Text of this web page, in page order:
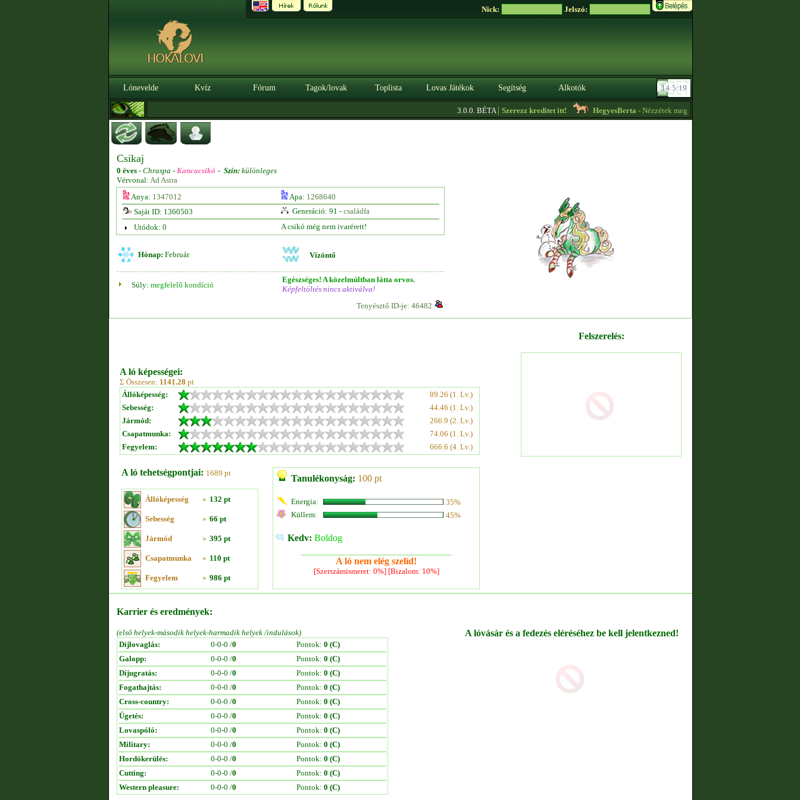
Nick: Jelszó:
Lónevelde Kvíz Fórum Tagok/lovak Toplista Lovas Játékok Segítség Alkotók
3.0.0. BÉTA|Szerezz kreditet itt! HegyesBerta- Nézzétek meg az ,,Aktuális hirdetéseket" a
Csikaj
0 éves - Chraspa - Kancacsikó - Szín: különleges
Vérvonal: Ad Astra
Anya: 1347012 Apa: 1268640
Saját ID: 1360503
Generáció: 91 - családfa
Utódok: 0
A csikó még nem ivarérett!
Hónap: Február Vízöntő
Súly: megfelelő kondíció
Egészséges! A közelmúltban látta orvos.
Képfeltöltés nincs aktiválva!
Tenyésztő ID-je: 46482
A ló képességei:
Σ Összesen: 1141.28 pt
Állóképesség:
89.26 (1. Lv.)
Sebesség:
44.46 (1. Lv.)
Jármód:
266.9 (2. Lv.)
Csapatmunka:
74.06 (1. Lv.)
Fegyelem:
666.6 (4. Lv.)
A ló tehetségpontjai: 1689 pt
Állóképesség » 132 pt
Sebesség » 66 pt
Jármód » 395 pt
Csapatmunka » 110 pt
Fegyelem » 986 pt
Tanulékonyság: 100 pt
Energia:
35%
Küllem:
45%
Kedv: Boldog
A ló nem elég szelíd!
[Szerszámismeret: 0%] [Bizalom: 10%]
Felszerelés:
Karrier és eredmények:
(első helyek-második helyek-harmadik helyek /indulások)
Díjlovaglás:
0-0-0 /0 Pontok: 0 (C)
Galopp:
0-0-0 /0 Pontok: 0 (C)
Díjugratás:
0-0-0 /0 Pontok: 0 (C)
Fogathajtás:
0-0-0 /0 Pontok: 0 (C)
Cross-country:
0-0-0 /0 Pontok: 0 (C)
Ügetés:
0-0-0 /0 Pontok: 0 (C)
Lovaspóló:
0-0-0 /0 Pontok: 0 (C)
Military:
0-0-0 /0 Pontok: 0 (C)
Hordókerülés:
0-0-0 /0 Pontok: 0 (C)
Cutting:
0-0-0 /0 Pontok: 0 (C)
Western pleasure:
0-0-0 /0 Pontok: 0 (C)
A lóvásár és a fedezés eléréséhez be kell jelentkezned!